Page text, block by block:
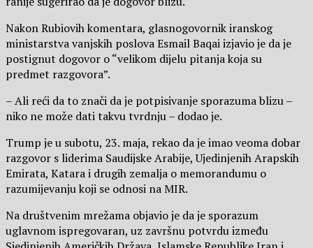
Nakon Rubiovih komentara, glasnogovornik iranskog
ministarstva vanjskih poslova Esmail Baqai izjavio je da je
postignut dogovor o “velikom dijelu pitanja koja su
predmet razgovora”.
– Ali reći da to znači da je potpisivanje sporazuma blizu –
niko ne može dati takvu tvrdnju – dodao je.
Trump je u subotu, 23. maja, rekao da je imao veoma dobar
razgovor s liderima Saudijske Arabije, Ujedinjenih Arapskih
Emirata, Katara i drugih zemalja o memorandumu o
razumijevanju koji se odnosi na MIR.
Na društvenim mrežama objavio je da je sporazum
uglavnom ispregovaran, uz završnu potvrdu između